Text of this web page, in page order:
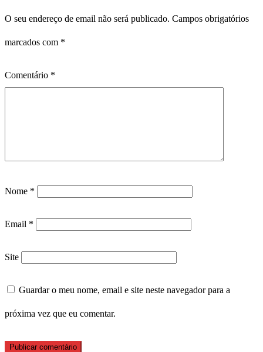
O seu endereço de email não será publicado. Campos obrigatórios
marcados com *
Comentário *
Nome *
Email *
Site
Guardar o meu nome, email e site neste navegador para a
próxima vez que eu comentar.